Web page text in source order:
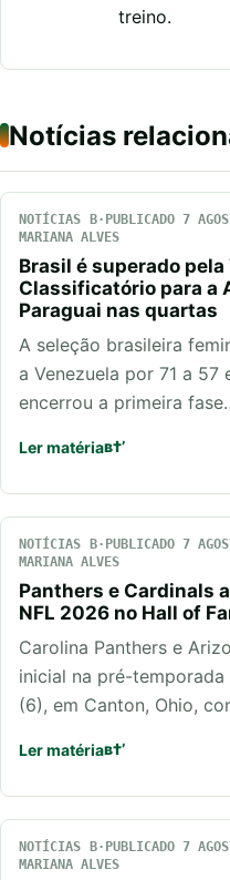
treino.
Notícias
NOTÍCIAS PUBLICADO 7
MARIANA ALVES
Brasil é superado
Classificatório para a
Paraguai nas quartas
A seleção brasileira
a Venezuela por 71 a 57
encerrou a primeira
Ler matéria
NOTÍCIAS PUBLICADO 7
MARIANA ALVES
Panthers e Cardinals
NFL 2026 no Hall of
Carolina Panthers e
inicial na pré-
(6), em Canton, Ohio,
Ler matéria
NOTÍCIAS PUBLICADO 7
MARIANA ALVES